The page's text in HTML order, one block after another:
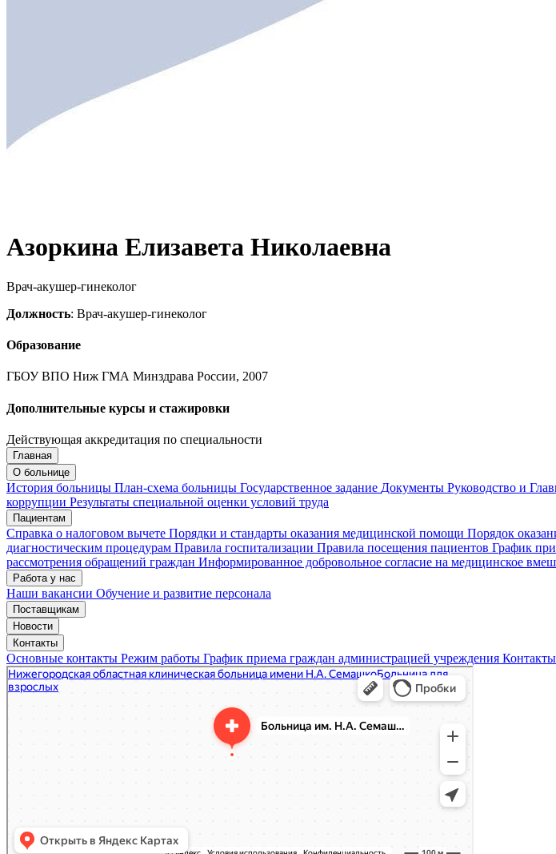
Азоркина Елизавета Николаевна
Врач-акушер-гинеколог
Должность: Врач-акушер-гинеколог
Образование
ГБОУ ВПО Ниж ГМА Минздрава России, 2007
Дополнительные курсы и стажировки
Действующая аккредитация по специальности
Запись на приём
Подтвердить запись Отмена
Запись подтверждена
Мои записи
Главная
О больнице
История больницы План-схема больницы Государственное задание Документы Руководство и
коррупции Результаты специальной оценки условий труда
Пациентам
Справка о налоговом вычете Порядки и стандарты оказания медицинской помощи Порядок
диагностическим процедурам Правила госпитализации Правила посещения пациентов График
рассмотрения обращений граждан Информированное добровольное согласие на медицинское
Работа у нас
Наши вакансии Обучение и развитие персонала
Поставщикам
Новости
Контакты
Основные контакты Режим работы График приема граждан администрацией учреждения
«Нижегородская областная клиническая больница имени Н.А. Семашко»
Отделение больницы, госпиталя в Нижнем Новгороде
Больница для взрослых в Нижнем Новгороде